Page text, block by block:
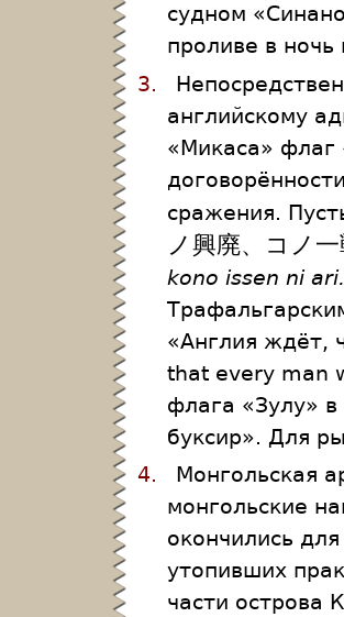
судном
проливе в
3.
английскому
«Микаса» флаг
сражения.
ノ興廃、コノ
kono issen ni
«Англия ждёт,
that every man
флага «Зулу»
буксир». Для
4.
Монгольская
монгольские
окончились
утопивших
части острова